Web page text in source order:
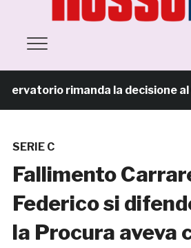
rimanda la decisione al
SERIE C
Fallimento
Federico si
la Procura aveva